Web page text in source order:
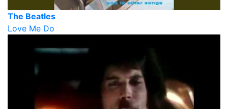
The Beatles
Love Me Do